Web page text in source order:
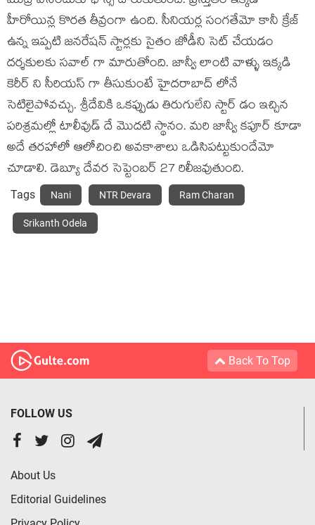
హీరోయిన్ల కొరత తీవ్రంగా ఉంది. సీనియర్ల సంగతేమో కానీ క్రేజ్
ఉన్న ఇప్పటి జనరేషన్ స్టార్లకు సైతం జోడీని సెట్ చేయడం
దర్శకులకు సవాల్ గా మారుతోంది. జాన్వీ లాంటి వాళ్ళు ఇక్కడి
కెరీర్ ని సీరియస్ గా తీసుకుంటే హైదరాబాద్ లోనే
సెటిలైపోవచ్చు. శ్రీదేవికి ఒకప్పుడు తిరుగులేని స్టార్ డం ఇచ్చిన
పరిశ్రమల్లో టాలీవుడ్ దే మొదటి స్థానం. మరి జాన్వీ కపూర్ కూడా
అదే తరహాలో ఆలోచించి అవకాశాలు ఒడిసిపట్టుకుందేమో
చూడాలి. డెబ్యూ దేవర సెప్టెంబర్ 27 రిలీజవుతుంది.
Tags Nani NTR Devara Ram Charan
Srikanth Odela
Back To Top
FOLLOW US
About Us
Editorial Guidelines